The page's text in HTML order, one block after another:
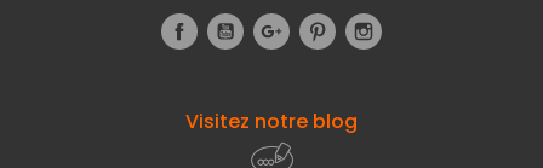
FacebookYouTubeGoogle+Pinterest
Visitez notre blog